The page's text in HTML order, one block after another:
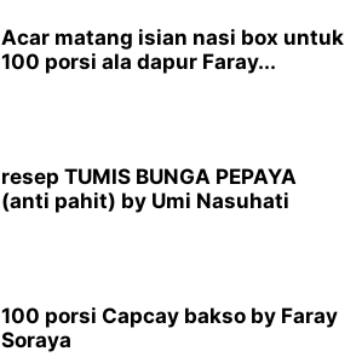
Acar matang isian nasi box untuk
100 porsi ala dapur Faray...
resep TUMIS BUNGA PEPAYA
(anti pahit) by Umi Nasuhati
100 porsi Capcay bakso by Faray
Soraya